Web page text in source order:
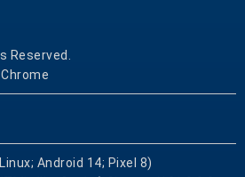
Reserved.
Android 14; Pixel 8)